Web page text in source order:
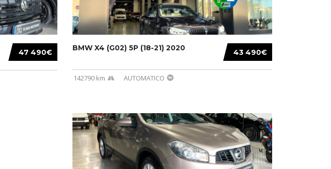
47 490€ 43 490€
BMW X4 (G02) 5P (18-21) 2020
142790 km AUTOMATICO